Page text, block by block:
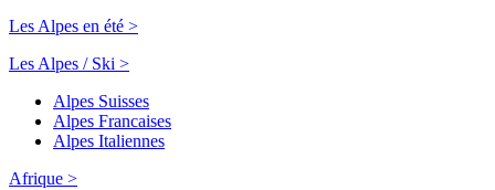
Les Alpes en été >
Les Alpes / Ski >
Alpes Suisses
Alpes Francaises
Alpes Italiennes
Afrique >